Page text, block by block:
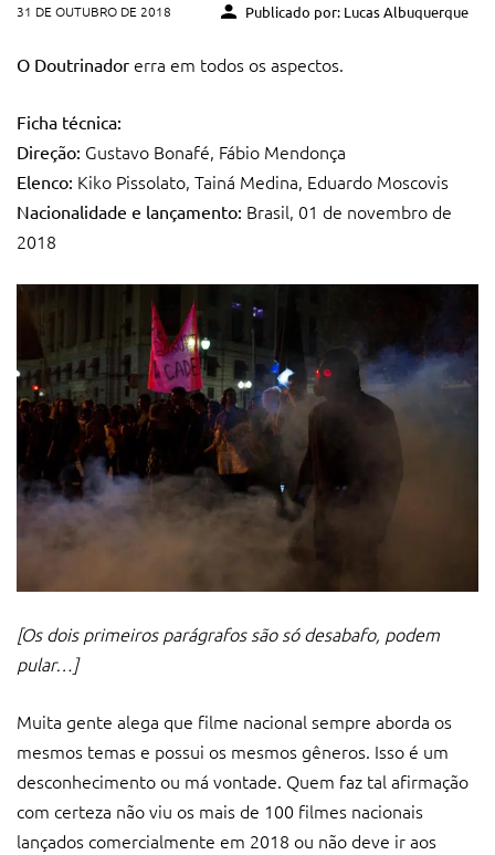
31 DE OUTUBRO DE 2018 Publicado por: Lucas Albuquerque
O Doutrinador erra em todos os aspectos.
Ficha técnica:
Direção: Gustavo Bonafé, Fábio Mendonça
Elenco: Kiko Pissolato, Tainá Medina, Eduardo Moscovis
Nacionalidade e lançamento: Brasil, 01 de novembro de
2018
[Os dois primeiros parágrafos são só desabafo, podem
pular…]
Muita gente alega que filme nacional sempre aborda os
mesmos temas e possui os mesmos gêneros. Isso é um
desconhecimento ou má vontade. Quem faz tal afirmação
com certeza não viu os mais de 100 filmes nacionais
lançados comercialmente em 2018 ou não deve ir aos